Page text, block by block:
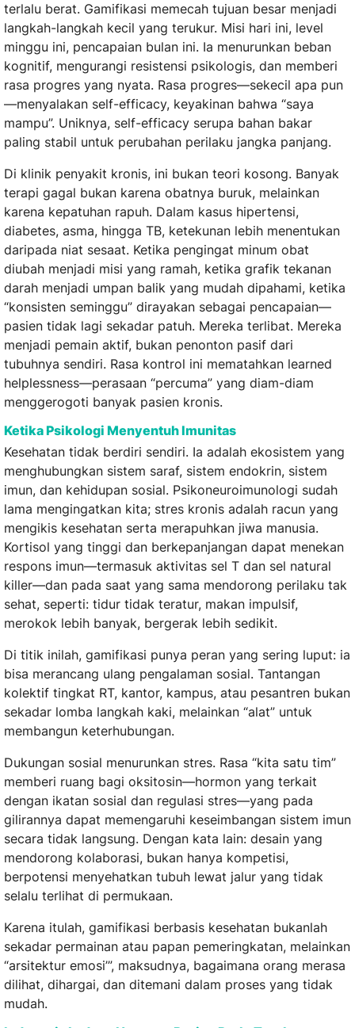
terlalu berat. Gamifikasi memecah tujuan besar menjadi
langkah-langkah kecil yang terukur. Misi hari ini, level
minggu ini, pencapaian bulan ini. Ia menurunkan beban
kognitif, mengurangi resistensi psikologis, dan memberi
rasa progres yang nyata. Rasa progres—sekecil apa pun
—menyalakan self-efficacy, keyakinan bahwa “saya
mampu”. Uniknya, self-efficacy serupa bahan bakar
paling stabil untuk perubahan perilaku jangka panjang.
Di klinik penyakit kronis, ini bukan teori kosong. Banyak
terapi gagal bukan karena obatnya buruk, melainkan
karena kepatuhan rapuh. Dalam kasus hipertensi,
diabetes, asma, hingga TB, ketekunan lebih menentukan
daripada niat sesaat. Ketika pengingat minum obat
diubah menjadi misi yang ramah, ketika grafik tekanan
darah menjadi umpan balik yang mudah dipahami, ketika
“konsisten seminggu” dirayakan sebagai pencapaian—
pasien tidak lagi sekadar patuh. Mereka terlibat. Mereka
menjadi pemain aktif, bukan penonton pasif dari
tubuhnya sendiri. Rasa kontrol ini mematahkan learned
helplessness—perasaan “percuma” yang diam-diam
menggerogoti banyak pasien kronis.
Ketika Psikologi Menyentuh Imunitas
Kesehatan tidak berdiri sendiri. Ia adalah ekosistem yang
menghubungkan sistem saraf, sistem endokrin, sistem
imun, dan kehidupan sosial. Psikoneuroimunologi sudah
lama mengingatkan kita; stres kronis adalah racun yang
mengikis kesehatan serta merapuhkan jiwa manusia.
Kortisol yang tinggi dan berkepanjangan dapat menekan
respons imun—termasuk aktivitas sel T dan sel natural
killer—dan pada saat yang sama mendorong perilaku tak
sehat, seperti: tidur tidak teratur, makan impulsif,
merokok lebih banyak, bergerak lebih sedikit.
Di titik inilah, gamifikasi punya peran yang sering luput: ia
bisa merancang ulang pengalaman sosial. Tantangan
kolektif tingkat RT, kantor, kampus, atau pesantren bukan
sekadar lomba langkah kaki, melainkan “alat” untuk
membangun keterhubungan.
Dukungan sosial menurunkan stres. Rasa “kita satu tim”
memberi ruang bagi oksitosin—hormon yang terkait
dengan ikatan sosial dan regulasi stres—yang pada
gilirannya dapat memengaruhi keseimbangan sistem imun
secara tidak langsung. Dengan kata lain: desain yang
mendorong kolaborasi, bukan hanya kompetisi,
berpotensi menyehatkan tubuh lewat jalur yang tidak
selalu terlihat di permukaan.
Karena itulah, gamifikasi berbasis kesehatan bukanlah
sekadar permainan atau papan pemeringkatan, melainkan
“arsitektur emosi’”, maksudnya, bagaimana orang merasa
dilihat, dihargai, dan ditemani dalam proses yang tidak
mudah.